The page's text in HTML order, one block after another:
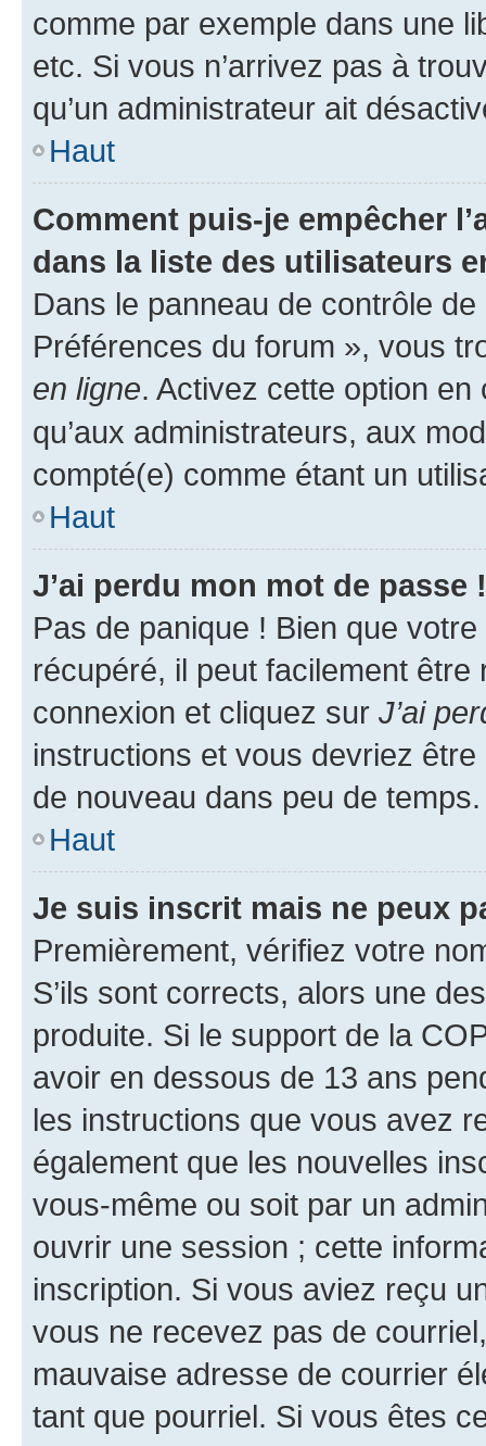
comme par exemple dans une
etc. Si vous n’arrivez pas à
qu’un administrateur ait
Haut
Comment puis-je empêcher
dans la liste des utilisateurs
Dans le panneau de contrôle
Préférences du forum », vous
en ligne. Activez cette option
qu’aux administrateurs, aux
compté(e) comme étant un
Haut
J’ai perdu mon mot de passe !
Pas de panique ! Bien que
récupéré, il peut facilement
connexion et cliquez sur J’ai
instructions et vous devriez
de nouveau dans peu de temps.
Haut
Je suis inscrit mais ne peux
Premièrement, vérifiez votre
S’ils sont corrects, alors une
produite. Si le support de la
avoir en dessous de 13 ans
les instructions que vous avez
également que les nouvelles
vous-même ou soit par un
ouvrir une session ; cette
inscription. Si vous aviez reçu
vous ne recevez pas de
mauvaise adresse de courrier
tant que pourriel. Si vous êtes